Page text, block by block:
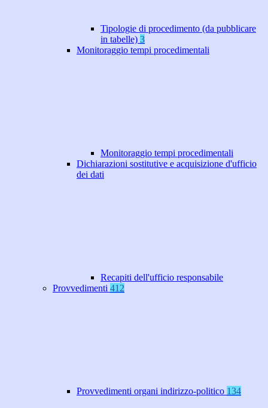
Tipologie di procedimento (da pubblicare
in tabelle) 3
Monitoraggio tempi procedimentali
Monitoraggio tempi procedimentali
Dichiarazioni sostitutive e acquisizione d'ufficio
dei dati
Recapiti dell'ufficio responsabile
Provvedimenti 412
Provvedimenti organi indirizzo-politico 134